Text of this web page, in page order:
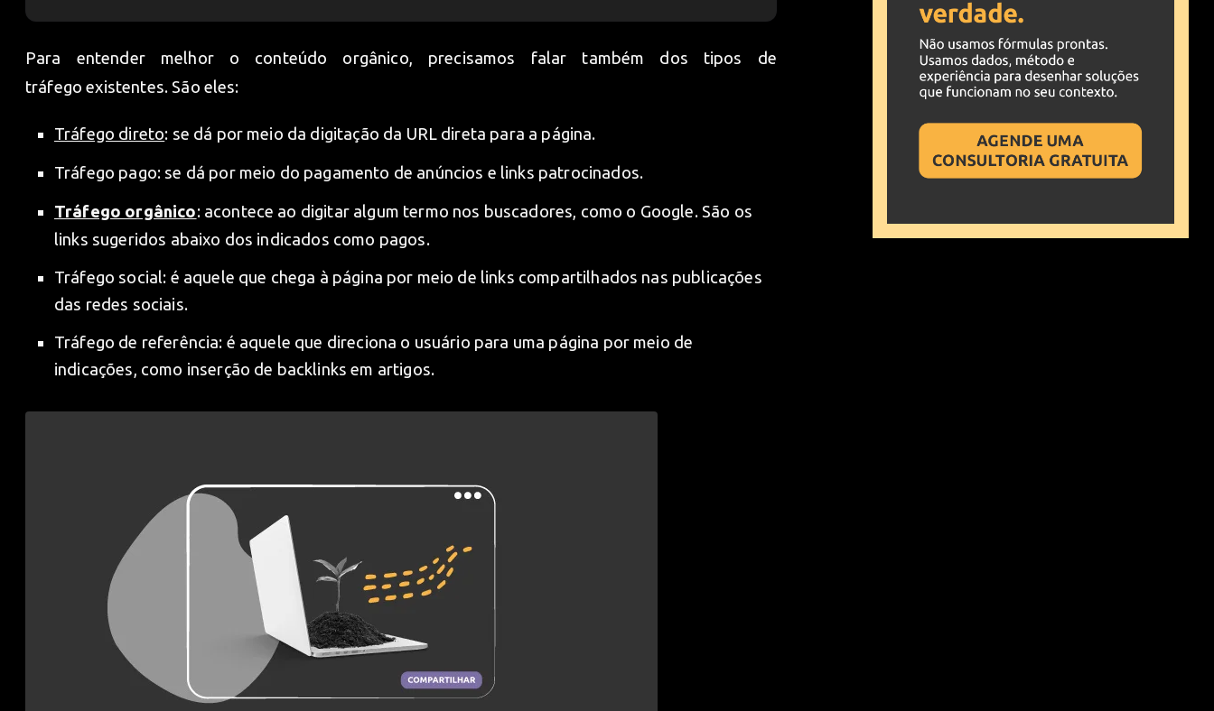
Para entender melhor o conteúdo orgânico, precisamos falar também dos tipos de
tráfego existentes. São eles:
Tráfego direto: se dá por meio da digitação da URL direta para a página.
Tráfego pago: se dá por meio do pagamento de anúncios e links patrocinados.
Tráfego orgânico: acontece ao digitar algum termo nos buscadores, como o Google. São os
links sugeridos abaixo dos indicados como pagos.
Tráfego social: é aquele que chega à página por meio de links compartilhados nas publicações
das redes sociais.
Tráfego de referência: é aquele que direciona o usuário para uma página por meio de
indicações, como inserção de backlinks em artigos.